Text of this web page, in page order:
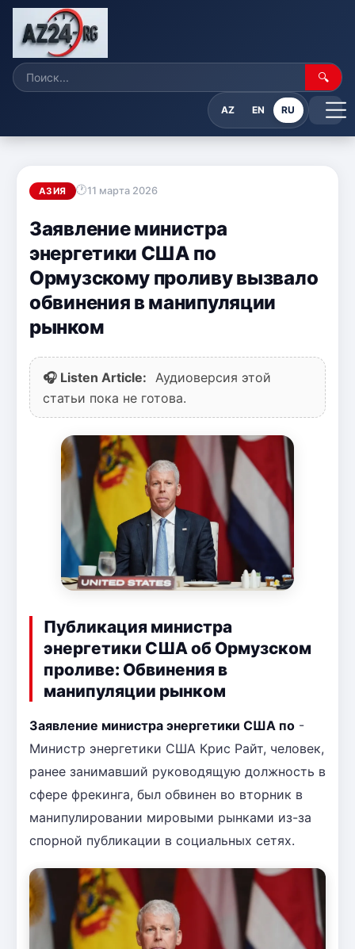
🔍
AZ EN RU
АЗИЯ 11 марта 2026
Заявление министра
энергетики США по
Ормузскому проливу вызвало
обвинения в манипуляции
рынком
🎧 Listen Article:
Аудиоверсия этой
статьи пока не готова.
Публикация министра
энергетики США об Ормузском
проливе: Обвинения в
манипуляции рынком
Заявление министра энергетики США по -
Министр энергетики США Крис Райт, человек,
ранее занимавший руководящую должность в
сфере фрекинга, был обвинен во вторник в
манипулировании мировыми рынками из-за
спорной публикации в социальных сетях.